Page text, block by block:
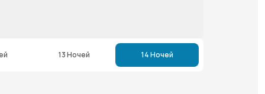
13 Ночей 14 Ночей